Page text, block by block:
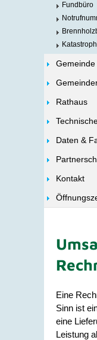
Fundbüro
Gemeinde
Rathaus
Daten &
Kontakt
Eine
Sinn ist
eine
Leistung